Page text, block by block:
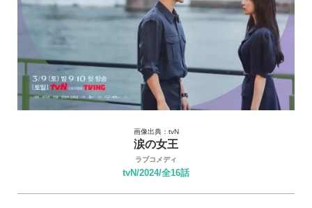
画像出典：tvN
涙の女王
ラブコメディ
tvN/2024/全16話